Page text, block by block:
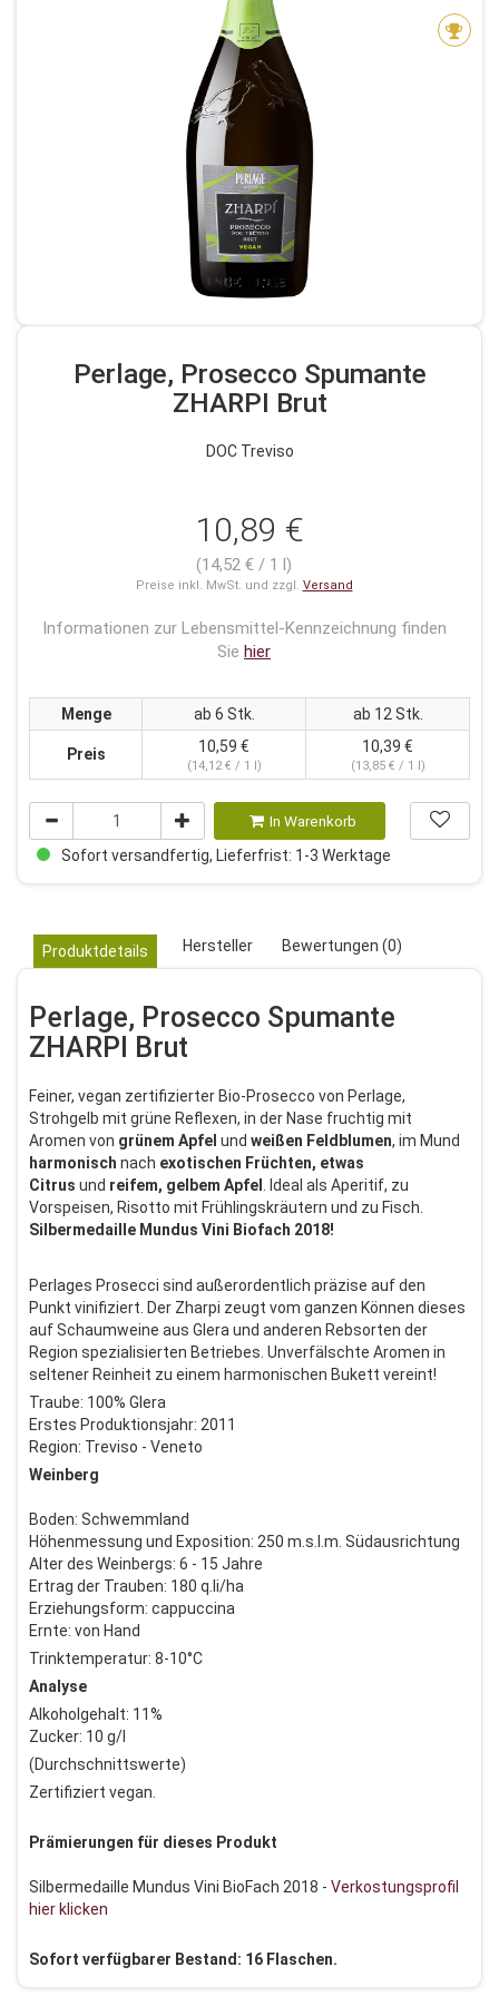
Perlage, Prosecco Spumante
ZHARPI Brut
DOC Treviso
10,89 €
(14,52 € / 1 l)
Preise inkl. MwSt. und zzgl. Versand
Informationen zur Lebensmittel-Kennzeichnung finden
Sie hier
Menge ab 6 Stk. ab 12 Stk.
Preis 10,59 €
(14,12 € / 1 l)
10,39 €
(13,85 € / 1 l)
In Warenkorb
Sofort versandfertig, Lieferfrist: 1-3 Werktage
Produktdetails Hersteller Bewertungen (0)
Perlage, Prosecco Spumante
ZHARPI Brut
Feiner, vegan zertifizierter Bio-Prosecco von Perlage,
Strohgelb mit grüne Reflexen, in der Nase fruchtig mit
Aromen von grünem Apfel und weißen Feldblumen, im Mund
harmonisch nach exotischen Früchten, etwas
Citrus und reifem, gelbem Apfel
. Ideal als Aperitif, zu
Vorspeisen, Risotto mit Frühlingskräutern und zu Fisch.
Silbermedaille Mundus Vini Biofach 2018!
Perlages Prosecci sind außerordentlich präzise auf den
Punkt vinifiziert. Der Zharpi zeugt vom ganzen Können dieses
auf Schaumweine aus Glera und anderen Rebsorten der
Region spezialisierten Betriebes. Unverfälschte Aromen in
seltener Reinheit zu einem harmonischen Bukett vereint!
Traube: 100% Glera
Erstes Produktionsjahr: 2011
Region: Treviso - Veneto
Weinberg
Boden: Schwemmland
Höhenmessung und Exposition: 250 m.s.l.m. Südausrichtung
Alter des Weinbergs: 6 - 15 Jahre
Ertrag der Trauben: 180 q.li/ha
Erziehungsform: cappuccina
Ernte: von Hand
Trinktemperatur: 8-10°C
Analyse
Alkoholgehalt: 11%
Zucker: 10 g/l
(Durchschnittswerte)
Zertifiziert vegan.
Prämierungen für dieses Produkt
Silbermedaille Mundus Vini BioFach 2018 - Verkostungsprofil
hier klicken
Sofort verfügbarer Bestand: 16 Flaschen.